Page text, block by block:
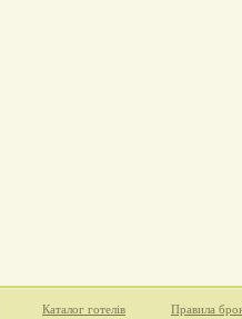
Каталог готелів Правила